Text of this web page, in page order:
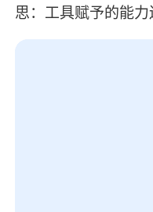
思：工具赋予的能力